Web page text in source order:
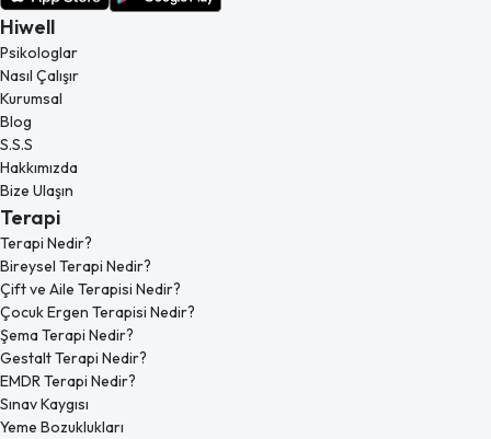
Hiwell
Psikologlar
Nasıl Çalışır
Kurumsal
Blog
S.S.S
Hakkımızda
Bize Ulaşın
Terapi
Terapi Nedir?
Bireysel Terapi Nedir?
Çift ve Aile Terapisi Nedir?
Çocuk Ergen Terapisi Nedir?
Şema Terapi Nedir?
Gestalt Terapi Nedir?
EMDR Terapi Nedir?
Sınav Kaygısı
Yeme Bozuklukları